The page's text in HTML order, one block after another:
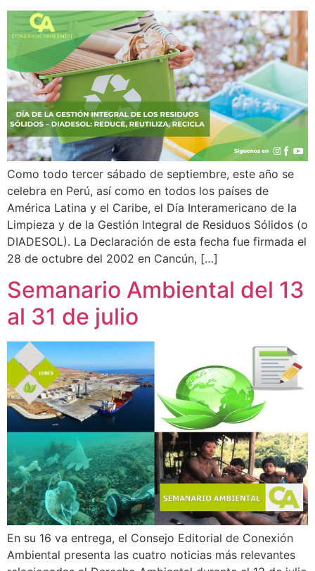
Como todo tercer sábado de septiembre, este año se
celebra en Perú, así como en todos los países de
América Latina y el Caribe, el Día Interamericano de la
Limpieza y de la Gestión Integral de Residuos Sólidos (o
DIADESOL). La Declaración de esta fecha fue firmada el
28 de octubre del 2002 en Cancún, […]
Semanario Ambiental del 13
al 31 de julio
En su 16 va entrega, el Consejo Editorial de Conexión
Ambiental presenta las cuatro noticias más relevantes